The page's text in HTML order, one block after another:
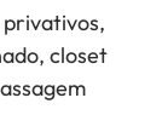
closet